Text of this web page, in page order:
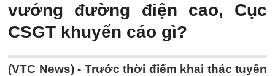
vướng đường điện cao, Cục
CSGT khuyến cáo gì?
(VTC News) - Trước thời điểm khai thác tuyến